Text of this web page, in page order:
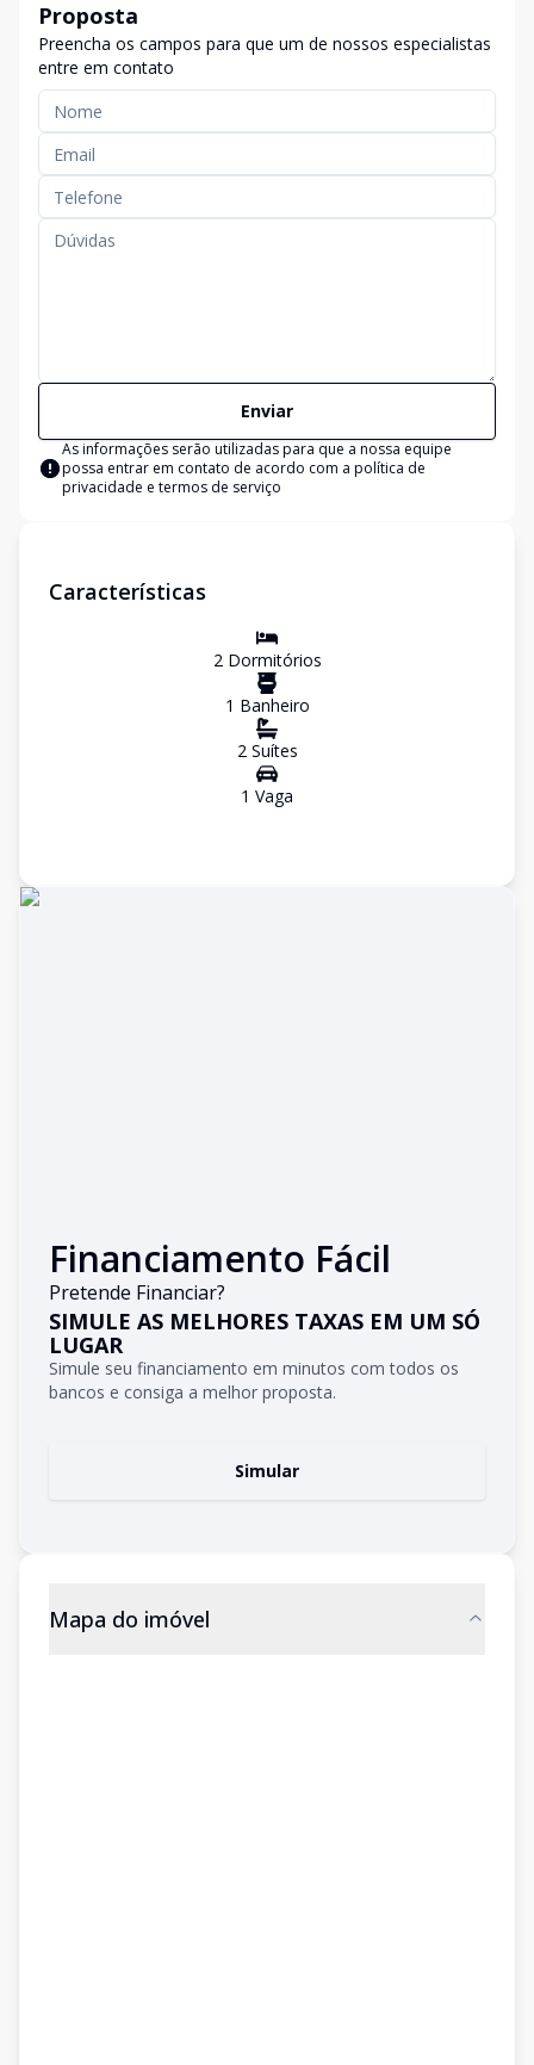
Proposta
Preencha os campos para que um de nossos especialistas
entre em contato
Enviar
As informações serão utilizadas para que a nossa equipe
possa entrar em contato de acordo com a política de
privacidade e termos de serviço
Características
2Dormitórios
1 Banheiro
2Suítes
1 Vaga
Financiamento Fácil
Pretende Financiar?
SIMULE AS MELHORES TAXAS EM UM SÓ
LUGAR
Simule seu financiamento em minutos com todos os
bancos e consiga a melhor proposta.
Simular
Mapa do imóvel